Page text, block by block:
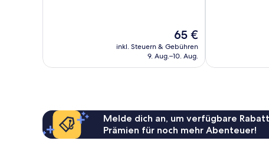
Der
Preis
beträgt
65 €
inkl. Steuern & Gebühren
9. Aug.–10. Aug.
Melde dich an, um verfügbare
Prämien für noch mehr Abenteuer!